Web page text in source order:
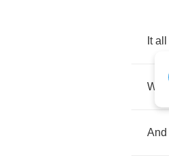
It all
With
And